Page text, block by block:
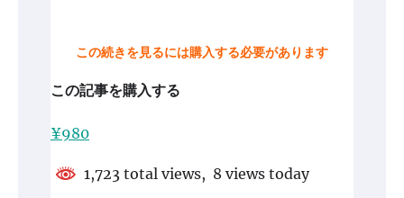
この続きを見るには購入する必要があります
この記事を購入する
¥980
1,723 total views, 8 views today